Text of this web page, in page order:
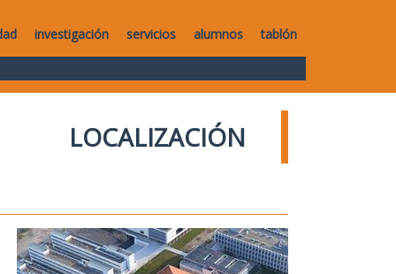
investigación servicios alumnos tablón
LOCALIZACIÓN